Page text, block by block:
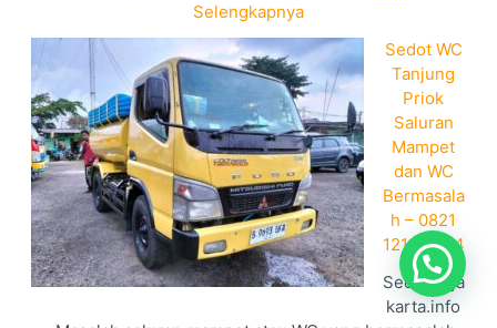
Selengkapnya
Sedot WC
Tanjung
Priok
Saluran
Mampet
dan WC
Bermasala
h – 0821
1211 3434
Sedotwcja
karta.info